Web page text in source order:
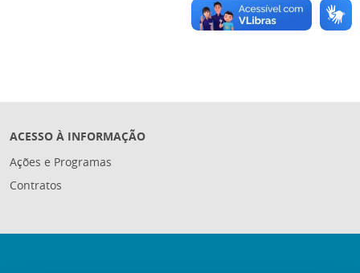
ACESSO À INFORMAÇÃO
Ações e Programas
Contratos